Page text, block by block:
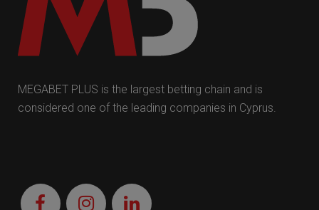
MEGABET PLUS is the largest betting chain and is
considered one of the leading companies in Cyprus.